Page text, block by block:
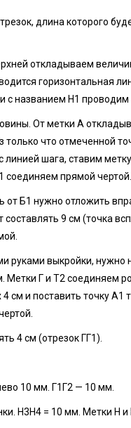
длина которого
откладываем
горизонтальная
с названием Н1 проводим
От метки А
что отмеченной
шага, ставим
соединяем прямой чертой.
Б1 нужно отложить
9 см (точка
руками выкройки,
Метки Г и Т2 соединяем
и поставить точку A1
4 см (отрезок ГГ1).
10 мм. Г1Г2 — 10 мм.
H3H4 = 10 мм. Метки H и